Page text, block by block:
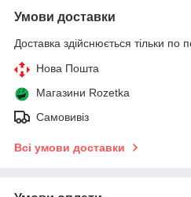
Умови доставки
Доставка здійснюється тільки по
Нова Пошта
Магазини Rozetka
Самовивіз
Всі умови доставки